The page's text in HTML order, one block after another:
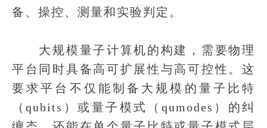
备、操控、测量和实验判定。
大规模量子计算机的构建，需要物理
平台同时具备高可扩展性与高可控性。这
要求平台不仅能制备大规模的量子比特
（qubits）或量子模式（qumodes）的纠